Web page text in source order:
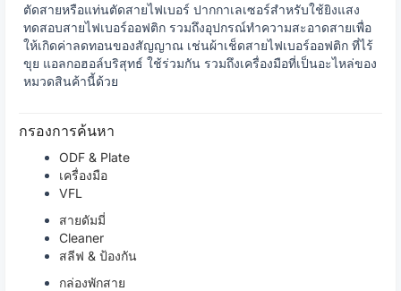
ตัดสายหรือแท่นตัดสายไฟเบอร์ ปากกาเลเซอร์สำหรับใช้ยิงแสง
ทดสอบสายไฟเบอร์ออฟติก รวมถึงอุปกรณ์ทำความสะอาดสายเพื่อ
ให้เกิดค่าลดทอนของสัญญาณ เช่นผ้าเช็ดสายไฟเบอร์ออฟติก ที่ไร้
ขุย แอลกอฮอล์บริสุทธ์ ใช้ร่วมกัน รวมถึงเครื่องมือที่เป็นอะไหล่ของ
หมวดสินค้านี้ด้วย
กรองการค้นหา
ODF & Plate
เครื่องมือ
VFL
สายดัมมี่
Cleaner
สลีฟ & ป้องกัน
กล่องพักสาย